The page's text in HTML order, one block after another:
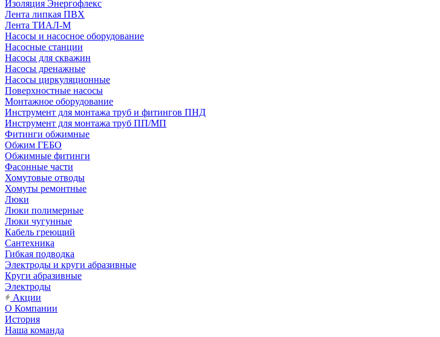
Изоляция Энергофлекс
Лента липкая ПВХ
Лента ТИАЛ-М
Насосы и насосное оборудование
Насосные станции
Насосы для скважин
Насосы дренажные
Насосы циркуляционные
Поверхностные насосы
Монтажное оборудование
Инструмент для монтажа труб и фитингов ПНД
Инструмент для монтажа труб ПП/МП
Фитинги обжимные
Обжим ГЕБО
Обжимные фитинги
Фасонные части
Хомутовые отводы
Хомуты ремонтные
Люки
Люки полимерные
Люки чугунные
Кабель греющий
Сантехника
Гибкая подводка
Электроды и круги абразивные
Круги абразивные
Электроды
Акции
О Компании
История
Наша команда